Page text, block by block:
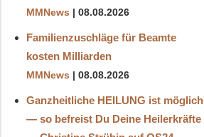
MMNews 08.08.2026
Familienzuschläge für Beamte
kosten Milliarden
MMNews 08.08.2026
Ganzheitliche HEILUNG ist möglich
— so befreist Du Deine Heilerkräfte